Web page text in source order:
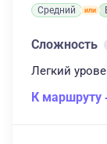
Средний
Сложность
Легкий
К маршруту